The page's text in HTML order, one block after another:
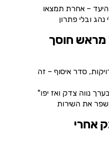
– אחרת תמצאו
ובלי פתרון
מראש חוסך
סדר איסוף – זה
נווה צדק ואז יפו"
את השירות
אחרי